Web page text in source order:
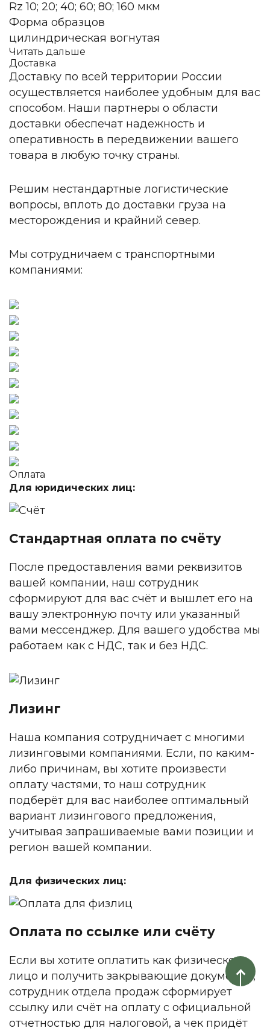
Rz 10; 20; 40; 60; 80; 160 мкм
Форма образцов
цилиндрическая вогнутая
Читать дальше
Доставка
Доставку по всей территории России
осуществляется наиболее удобным для вас
способом. Наши партнеры о области
доставки обеспечат надежность и
оперативность в передвижении вашего
товара в любую точку страны.
Решим нестандартные логистические
вопросы, вплоть до доставки груза на
месторождения и крайний север.
Мы сотрудничаем с транспортными
компаниями:
Оплата
Для юридических лиц:
Стандартная оплата по счёту
После предоставления вами реквизитов
вашей компании, наш сотрудник
сформируют для вас счёт и вышлет его на
вашу электронную почту или указанный
вами мессенджер. Для вашего удобства мы
работаем как с НДС, так и без НДС.
Лизинг
Наша компания сотрудничает с многими
лизинговыми компаниями. Если, по каким-
либо причинам, вы хотите произвести
оплату частями, то наш сотрудник
подберёт для вас наиболее оптимальный
вариант лизингового предложения,
учитывая запрашиваемые вами позиции и
регион вашей компании.
Для физических лиц:
Оплата по ссылке или счёту
Если вы хотите оплатить как физическое
лицо и получить закрывающие документы,
сотрудник отдела продаж сформирует
ссылку или счёт на оплату с официальной
отчетностью для налоговой, а чек придёт